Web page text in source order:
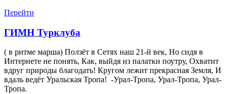
Перейти
ГИМН Турклуба
( в ритме марша) Ползёт в Сетях наш 21-й век, Но сидя в
Интернете не понять, Как, выйдя из палатки поутру, Охватит
вдруг природы благодать! Кругом лежит прекрасная Земля, И
вдаль ведёт Уральская Тропа! -Урал-Тропа, Урал-Тропа, Урал-
Тропа.